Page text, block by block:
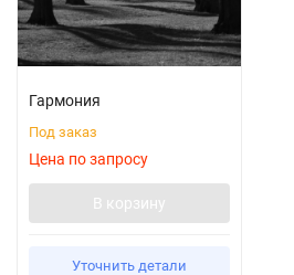
Гармония
Под заказ
Цена по запросу
В корзину
Уточнить детали